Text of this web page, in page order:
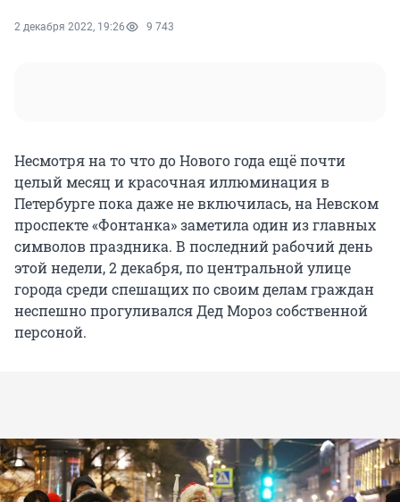
2 декабря 2022, 19:26 9 743
Несмотря на то что до Нового года ещё почти
целый месяц и красочная иллюминация в
Петербурге пока даже не включилась, на Невском
проспекте «Фонтанка» заметила один из главных
символов праздника. В последний рабочий день
этой недели, 2 декабря, по центральной улице
города среди спешащих по своим делам граждан
неспешно прогуливался Дед Мороз собственной
персоной.